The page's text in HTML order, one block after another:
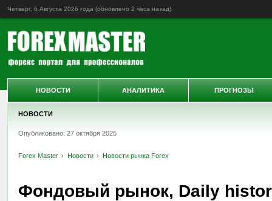
Четверг, 6 Августа 2026 года (обновлено 2 часа назад)
НОВОСТИ
Опубликовано: 27 октября 2025
Forex Master Новости Новости рынка Forex
Фондовый рынок, Daily
НОВОСТИ АНАЛИТИКА ПРОГНОЗЫ